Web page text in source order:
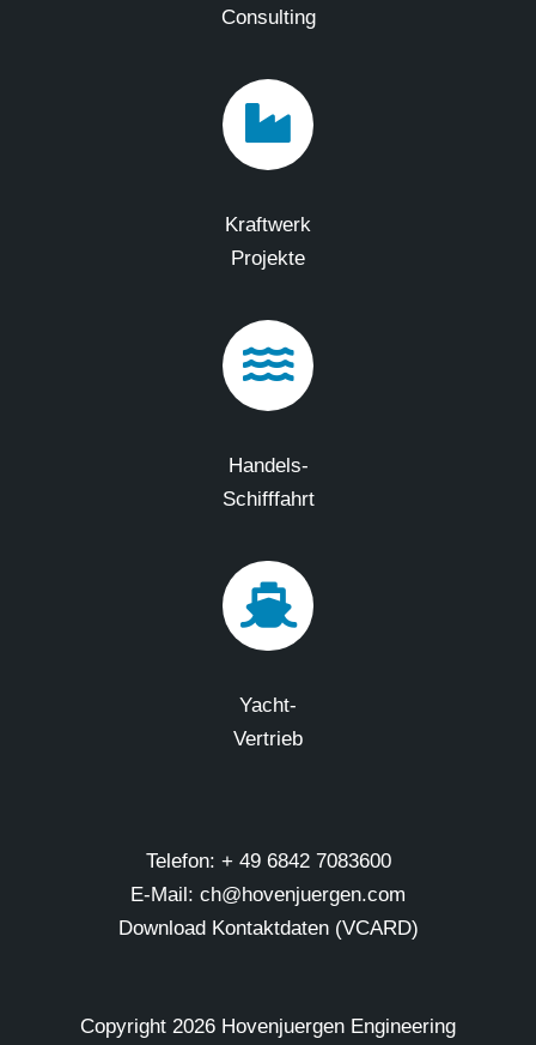
Consulting
Kraftwerk
Projekte
Handels-
Schifffahrt
Yacht-
Vertrieb
Telefon: + 49 6842 7083600
E-Mail: ch@hovenjuergen.com
Download Kontaktdaten (VCARD)
Copyright 2026 Hovenjuergen Engineering